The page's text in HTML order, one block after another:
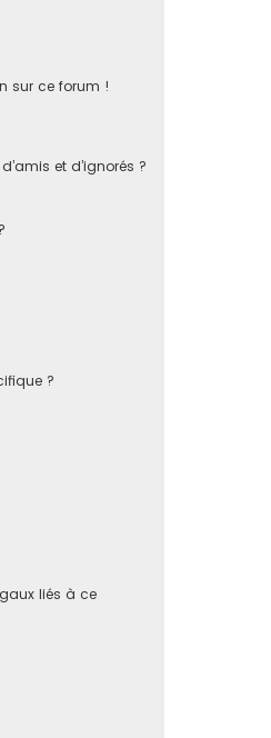
sur ce forum !
et d’ignorés ?
?
liés à ce